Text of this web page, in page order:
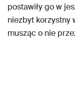
postawiły go w
niezbyt korzystny
musząc o nie